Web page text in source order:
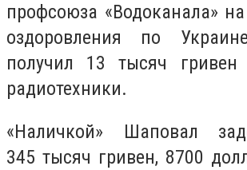
профсоюза «Водоканала»
оздоровления по
получил 13 тысяч
радиотехники.
«Наличкой» Шаповал
345 тысяч гривен, 8700